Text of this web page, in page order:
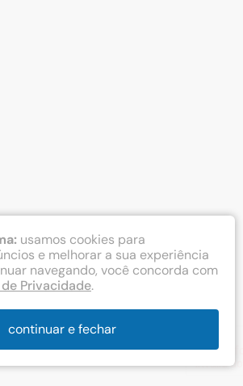
usamos cookies para
e melhorar a sua experiência
navegando, você concorda com
Privacidade.
continuar e fechar